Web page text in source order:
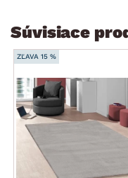
85×52 cm/58×52 cm)
2 x malý vankúšik
38×38 cm)
rohový pôdorys –
roh (umiestnenie
ľavá/pravá bočná
vypolstrovanie
zaoblené tvary
sedák: stredne mäkký
Súvisiace
ZĽAVA 15 %